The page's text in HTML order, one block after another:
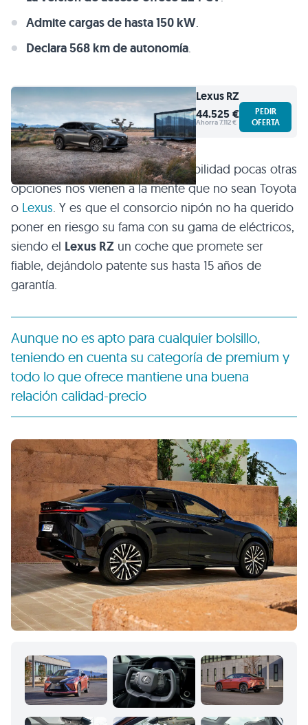
Admite cargas de hasta 150 kW.
Declara 568 km de autonomía.
LexusRZ
44.525 €
Ahorra 7.112 €
PEDIR
OFERTA
Y es que cuando hablamos de fiabilidad pocas otras
opciones nos vienen a la mente que no sean Toyota
o Lexus. Y es que el consorcio nipón no ha querido
poner en riesgo su fama con su gama de eléctricos,
siendo el Lexus RZ un coche que promete ser
fiable, dejándolo patente sus hasta 15 años de
garantía.
Aunque no es apto para cualquier bolsillo,
teniendo en cuenta su categoría de premium y
todo lo que ofrece mantiene una buena
relación calidad-precio